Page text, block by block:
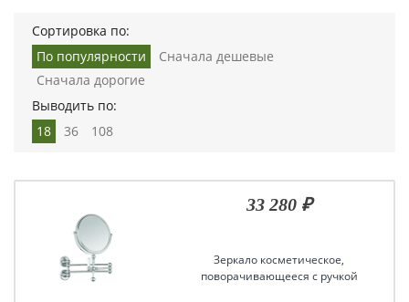
Сортировка по:
По популярности
Сначала дешевые
Сначала дорогие
Выводить по:
18
36 108
33 280 ₽
Зеркало косметическое,
поворачивающееся с ручкой